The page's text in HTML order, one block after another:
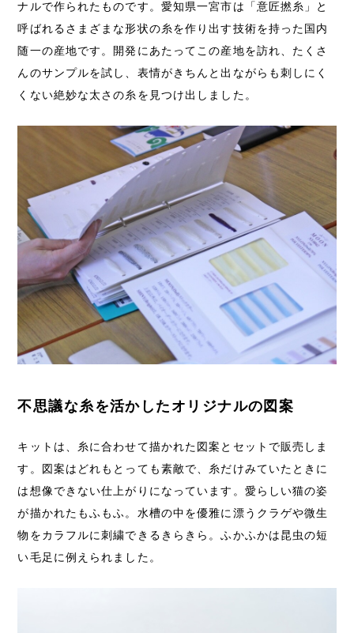
ナルで作られたものです。愛知県一宮市は「意匠撚糸」と
呼ばれるさまざまな形状の糸を作り出す技術を持った国内
随一の産地です。開発にあたってこの産地を訪れ、たくさ
んのサンプルを試し、表情がきちんと出ながらも刺しにく
くない絶妙な太さの糸を見つけ出しました。
不思議な糸を活かしたオリジナルの図案
キットは、糸に合わせて描かれた図案とセットで販売しま
す。図案はどれもとっても素敵で、糸だけみていたときに
は想像できない仕上がりになっています。愛らしい猫の姿
が描かれたもふもふ。水槽の中を優雅に漂うクラゲや微生
物をカラフルに刺繍できるきらきら。ふかふかは昆虫の短
い毛足に例えられました。